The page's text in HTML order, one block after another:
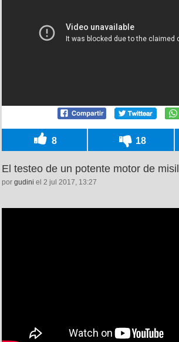
8 18
El testeo de un potente motor de misil
por gudini el 2 jul 2017, 13:27